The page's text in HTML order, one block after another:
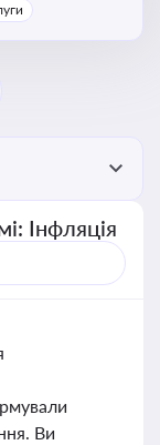
Інфляція
Ви